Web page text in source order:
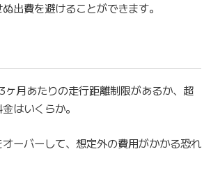
出費を避けることができます。
ヶ月あたりの走行距離制限があるか、超
はいくらか。
ーバーして、想定外の費用がかかる恐れ